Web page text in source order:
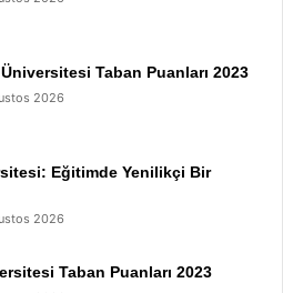
Taban Puanları 2023
2026
Eğitimde Yenilikçi Bir
2026
Taban Puanları 2023